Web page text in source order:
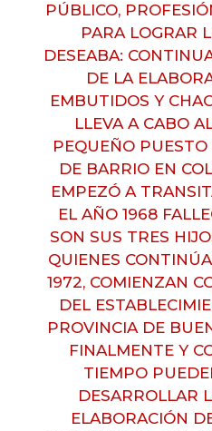
PÚBLICO,
PARA LOGRAR
DESEABA:
DE LA
EMBUTIDOS Y
LLEVA A CABO
PEQUEÑO
DE BARRIO EN
EMPEZÓ A
EL AÑO 1968
SON SUS TRES
QUIENES
1972, COMIENZAN
DEL
PROVINCIA DE
FINALMENTE Y
TIEMPO
DESARROLLAR
ELABORACIÓN